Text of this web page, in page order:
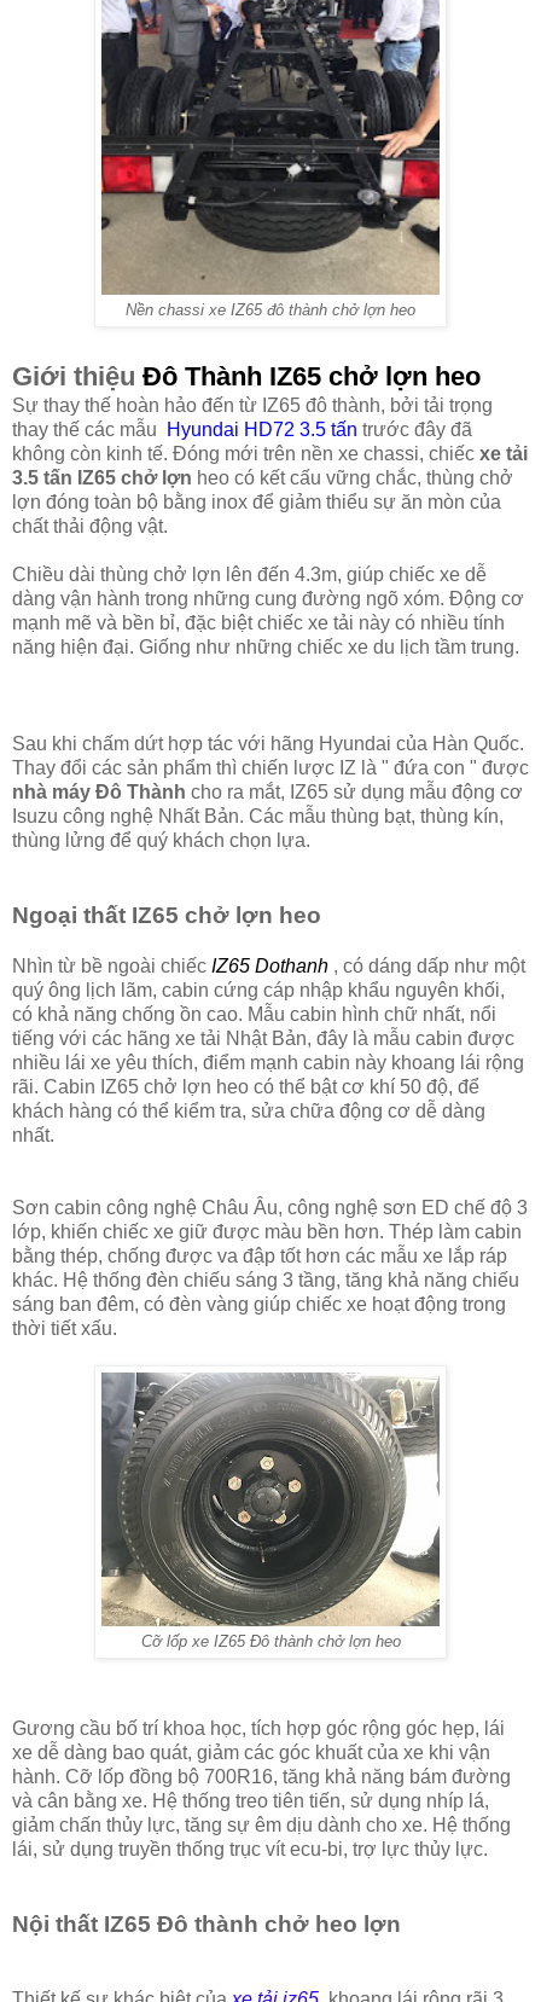
Nền chassi xe IZ65 đô thành chở lợn heo
Giới thiệu Đô Thành IZ65 chở lợn heo
Sự thay thế hoàn hảo đến từ IZ65 đô thành, bởi tải trọng
thay thế các mẫu
Hyundai HD72 3.5 tấn trước đây đã
không còn kinh tế. Đóng mới trên nền xe chassi, chiếc xe tải
3.5 tấn IZ65 chở lợn heo có kết cấu vững chắc, thùng chở
lợn đóng toàn bộ bằng inox để giảm thiểu sự ăn mòn của
chất thải động vật.
Chiều dài thùng chở lợn lên đến 4.3m, giúp chiếc xe dễ
dàng vận hành trong những cung đường ngõ xóm. Động cơ
mạnh mẽ và bền bỉ, đặc biệt chiếc xe tải này có nhiều tính
năng hiện đại. Giống như những chiếc xe du lịch tầm trung.
Sau khi chấm dứt hợp tác với hãng Hyundai của Hàn Quốc.
Thay đổi các sản phẩm thì chiến lược IZ là " đứa con " được
nhà máy Đô Thành cho ra mắt, IZ65 sử dụng mẫu động cơ
Isuzu công nghệ Nhất Bản. Các mẫu thùng bạt, thùng kín,
thùng lửng để quý khách chọn lựa.
Ngoại thất IZ65 chở lợn heo
Nhìn từ bề ngoài chiếc IZ65 Dothanh , có dáng dấp như một
quý ông lịch lãm, cabin cứng cáp nhập khẩu nguyên khối,
có khả năng chống ồn cao. Mẫu cabin hình chữ nhất, nổi
tiếng với các hãng xe tải Nhật Bản, đây là mẫu cabin được
nhiều lái xe yêu thích, điểm mạnh cabin này khoang lái rộng
rãi. Cabin IZ65 chở lợn heo có thể bật cơ khí 50 độ, để
khách hàng có thể kiểm tra, sửa chữa động cơ dễ dàng
nhất.
Sơn cabin công nghệ Châu Âu, công nghệ sơn ED chế độ 3
lớp, khiến chiếc xe giữ được màu bền hơn. Thép làm cabin
bằng thép, chống được va đập tốt hơn các mẫu xe lắp ráp
khác. Hệ thống đèn chiếu sáng 3 tầng, tăng khả năng chiếu
sáng ban đêm, có đèn vàng giúp chiếc xe hoạt động trong
thời tiết xấu.
Cỡ lốp xe IZ65 Đô thành chở lợn heo
Gương cầu bố trí khoa học, tích hợp góc rộng góc hẹp, lái
xe dễ dàng bao quát, giảm các góc khuất của xe khi vận
hành. Cỡ lốp đồng bộ 700R16, tăng khả năng bám đường
và cân bằng xe. Hệ thống treo tiên tiến, sử dụng nhíp lá,
giảm chấn thủy lực, tăng sự êm dịu dành cho xe. Hệ thống
lái, sử dụng truyền thống trục vít ecu-bi, trợ lực thủy lực.
Nội thất IZ65 Đô thành chở heo lợn